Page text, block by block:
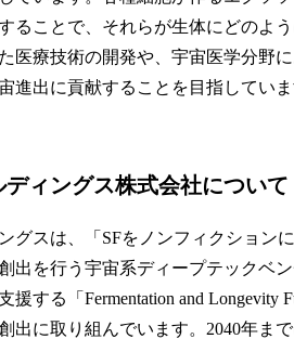
ることで、それらが生体にどのよ
医療技術の開発や、宇宙医学分野
進出に貢献することを目指していま
ィングス株式会社について
グスは、「SFをノンフィクション
出を行う宇宙系ディープテックベ
援する「Fermentation and Longevity
出に取り組んでいます。2040年ま